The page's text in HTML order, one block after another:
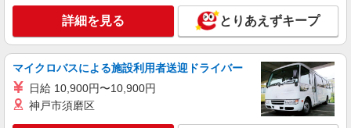
翌6時 週5日勤務の場合） 時給1,750円×8h×22日勤
務
兵庫県神戸市東灘区 ★上記以外にも多数派遣
キープ 詳細を見る
派遣社員
詳細を見る とりあえずキープ
マイクロバスによる施設利用者送迎ドライバー
日給 10,900円〜10,900円
神戸市須磨区